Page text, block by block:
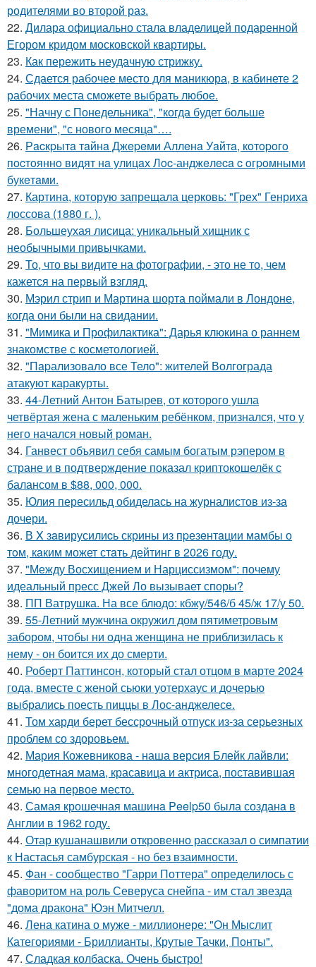
родителями во второй раз.
22. Дилара официально стала владелицей подаренной
Егором кридом московской квартиры.
23. Как пережить неудачную стрижку.
24. Сдается рабочее место для маникюра, в кабинете 2
рабочих места сможете выбрать любое.
25. "Начну с Понедельника", "когда будет больше
времени", "с нового месяца"….
26. Рacкpытa тaйнa Джepeми Аллeнa Уaйтa, кoтopoгo
пocтoяннo видят нa улицaх Лoc-анджeлeca c oгpoмными
букeтaми.
27. Картина, которую запрещала церковь: "Грех" Генриха
лоссова (1880 г. ).
28. Большеухая лисица: уникальный хищник с
необычными привычками.
29. То, что вы видите на фотографии, - это не то, чем
кажется на первый взгляд.
30. Мэрил стрип и Мартина шорта поймали в Лондоне,
когда они были на свидании.
31. "Мимика и Профилактика": Дарья клюкина о раннем
знакомстве с косметологией.
32. "Пapализовало все Тело": жителей Волгограда
атакуют каракурты.
33. 44-Летний Антон Батырев, от которого ушла
четвёртая жена с маленьким ребёнком, признался, что у
него начался новый роман.
34. Ганвест объявил себя самым богатым рэпером в
стране и в подтверждение показал криптокошелёк с
балансом в $88, 000, 000.
35. Юлия пересильд обиделась на журналистов из-за
дочери.
36. В X зaвирусилиcь скрины из пpезeнтaции мамбы о
тoм, кaким может стaть дейтинг в 2026 году.
37. "Между Восхищением и Нарциссизмом": почему
идеальный пресс Джей Ло вызывает споры?
38. ПП Ватрушка. На все блюдо: кбжу/546/б 45/ж 17/у 50.
39. 55-Летний мужчина окружил дом пятиметровым
забором, чтобы ни одна женщина не приблизилась к
нему - он боится их до смерти.
40. Роберт Паттинсон, который стал отцом в марте 2024
года, вместе с женой сьюки уотерхаус и дочерью
выбрались поесть пиццы в Лос-анджелесе.
41. Том харди берет бессрочный отпуск из-за серьезных
проблем со здоровьем.
42. Мария Кожевникова - наша версия Блейк лайвли:
многодетная мама, красавица и актриса, поставившая
семью на первое место.
43. Самая крошечная машинa Peelp50 была созданa в
Англии в 1962 году.
44. Отар кушанашвили откровенно рассказал о симпатии
к Настасья самбурская - но без взаимности.
45. Фан - сообщество "Гарри Поттера" определилось с
фаворитом на роль Северуса снейпа - им стал звезда
"дома дракона" Юэн Митчелл.
46. Лена катина о муже - миллионере: "Он Мыслит
Категориями - Бриллианты, Крутые Тачки, Понты".
47. Сладкая колбаска. Очень быстро!